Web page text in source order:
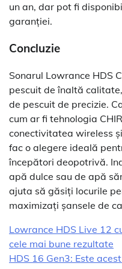
un an, dar pot fi
garanției.
Concluzie
Sonarul Lowrance HDS
pescuit de înaltă
de pescuit de precizie.
cum ar fi tehnologia
conectivitatea wireless
fac o alegere ideală
începători deopotrivă.
apă dulce sau de apă
ajuta să găsiți locurile
maximizați șansele de
Lowrance HDS Live 12
cele mai bune rezultate
HDS 16 Gen3: Este